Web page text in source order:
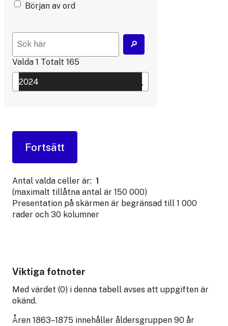
Början av ord
Valda 1 Totalt 165
Antal valda celler är: 1
(maximalt tillåtna antal är 150 000)
Presentation på skärmen är begränsad till 1 000
rader och 30 kolumner
Viktiga fotnoter
Med värdet (0) i denna tabell avses att uppgiften är
okänd.
Åren 1863–1875 innehåller åldersgruppen 90 år